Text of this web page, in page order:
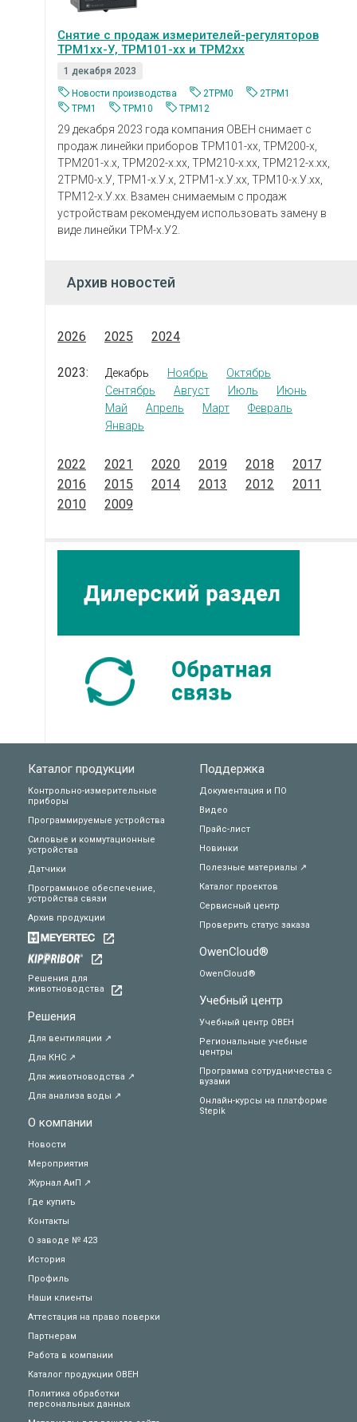
Снятие с продаж измерителей-регуляторов
ТРМ1хх-У, ТРМ101-хх и ТРМ2хх
1 декабря 2023
Новости производства
2ТРМ0
2ТРМ1
ТРМ1
ТРМ10 ТРМ12
29 декабря 2023 года компания ОВЕН снимает с
продаж линейки приборов ТРМ101-хх, ТРМ200-х,
ТРМ201-х.х, ТРМ202-х.хх, ТРМ210-х.хх, ТРМ212-х.хх,
2ТРМ0-х.У, ТРМ1-х.У.х, 2ТРМ1-х.У.хх, ТРМ10-х.У.хх,
ТРМ12-х.У.хх. Взамен снимаемым с продаж
устройствам рекомендуем использовать замену в
виде линейки ТРМ-х.У2.
Архив новостей
2026 2025 2024
2023: Декабрь Ноябрь
Октябрь
Сентябрь
Август Июль
Июнь
Май
Апрель Март
Февраль
Январь
2022 2021 2020 2019 2018
2017
2016
2015 2014 2013 2012
2011
2010
2009
Каталог продукции
Контрольно-измерительные
приборы
Программируемые устройства
Силовые и коммутационные
устройства
Датчики
Программное обеспечение,
устройства связи
Архив продукции
Решения для
животноводства
Решения
Для вентиляции ↗
Для КНС ↗
Для животноводства ↗
Для анализа воды ↗
О компании
Новости
Мероприятия
Журнал АиП ↗
Где купить
Контакты
О заводе № 423
История
Профиль
Наши клиенты
Аттестация на право поверки
Партнерам
Работа в компании
Каталог продукции ОВЕН
Политика обработки
персональных данных
Поддержка
Документация и ПО
Видео
Прайс-лист
Новинки
Полезные материалы ↗
Каталог проектов
Сервисный центр
Проверить статус заказа
OwenCloud®
OwenCloud®
Учебный центр
Учебный центр ОВЕН
Региональные учебные
центры
Программа сотрудничества с
вузами
Онлайн-курсы на платформе
Stepik